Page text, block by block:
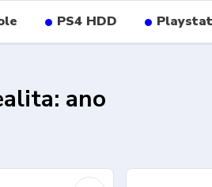
PS4 HDD
ano